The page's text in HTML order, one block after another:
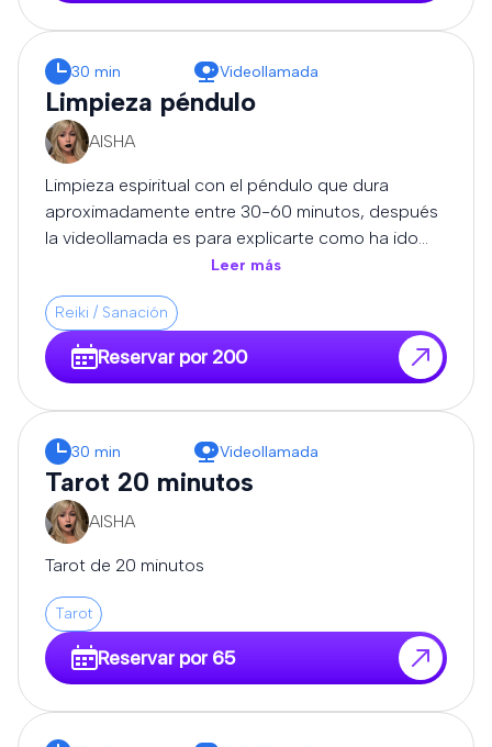
30 min Videollamada
Limpieza péndulo
AISHA
Limpieza espiritual con el péndulo que dura
aproximadamente entre 30-60 minutos, después
la videollamada es para explicarte como ha ido
todo, y que me expongas tus dudas.
Leer más
Reiki / Sanación
Reservar por 200
30 min Videollamada
Tarot 20 minutos
AISHA
Tarot de 20 minutos
Tarot
Reservar por 65